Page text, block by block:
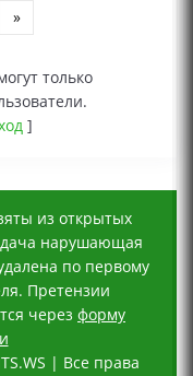
»
только
]
из открытых
нарушающая
по первому
Претензии
через форму
| Все права